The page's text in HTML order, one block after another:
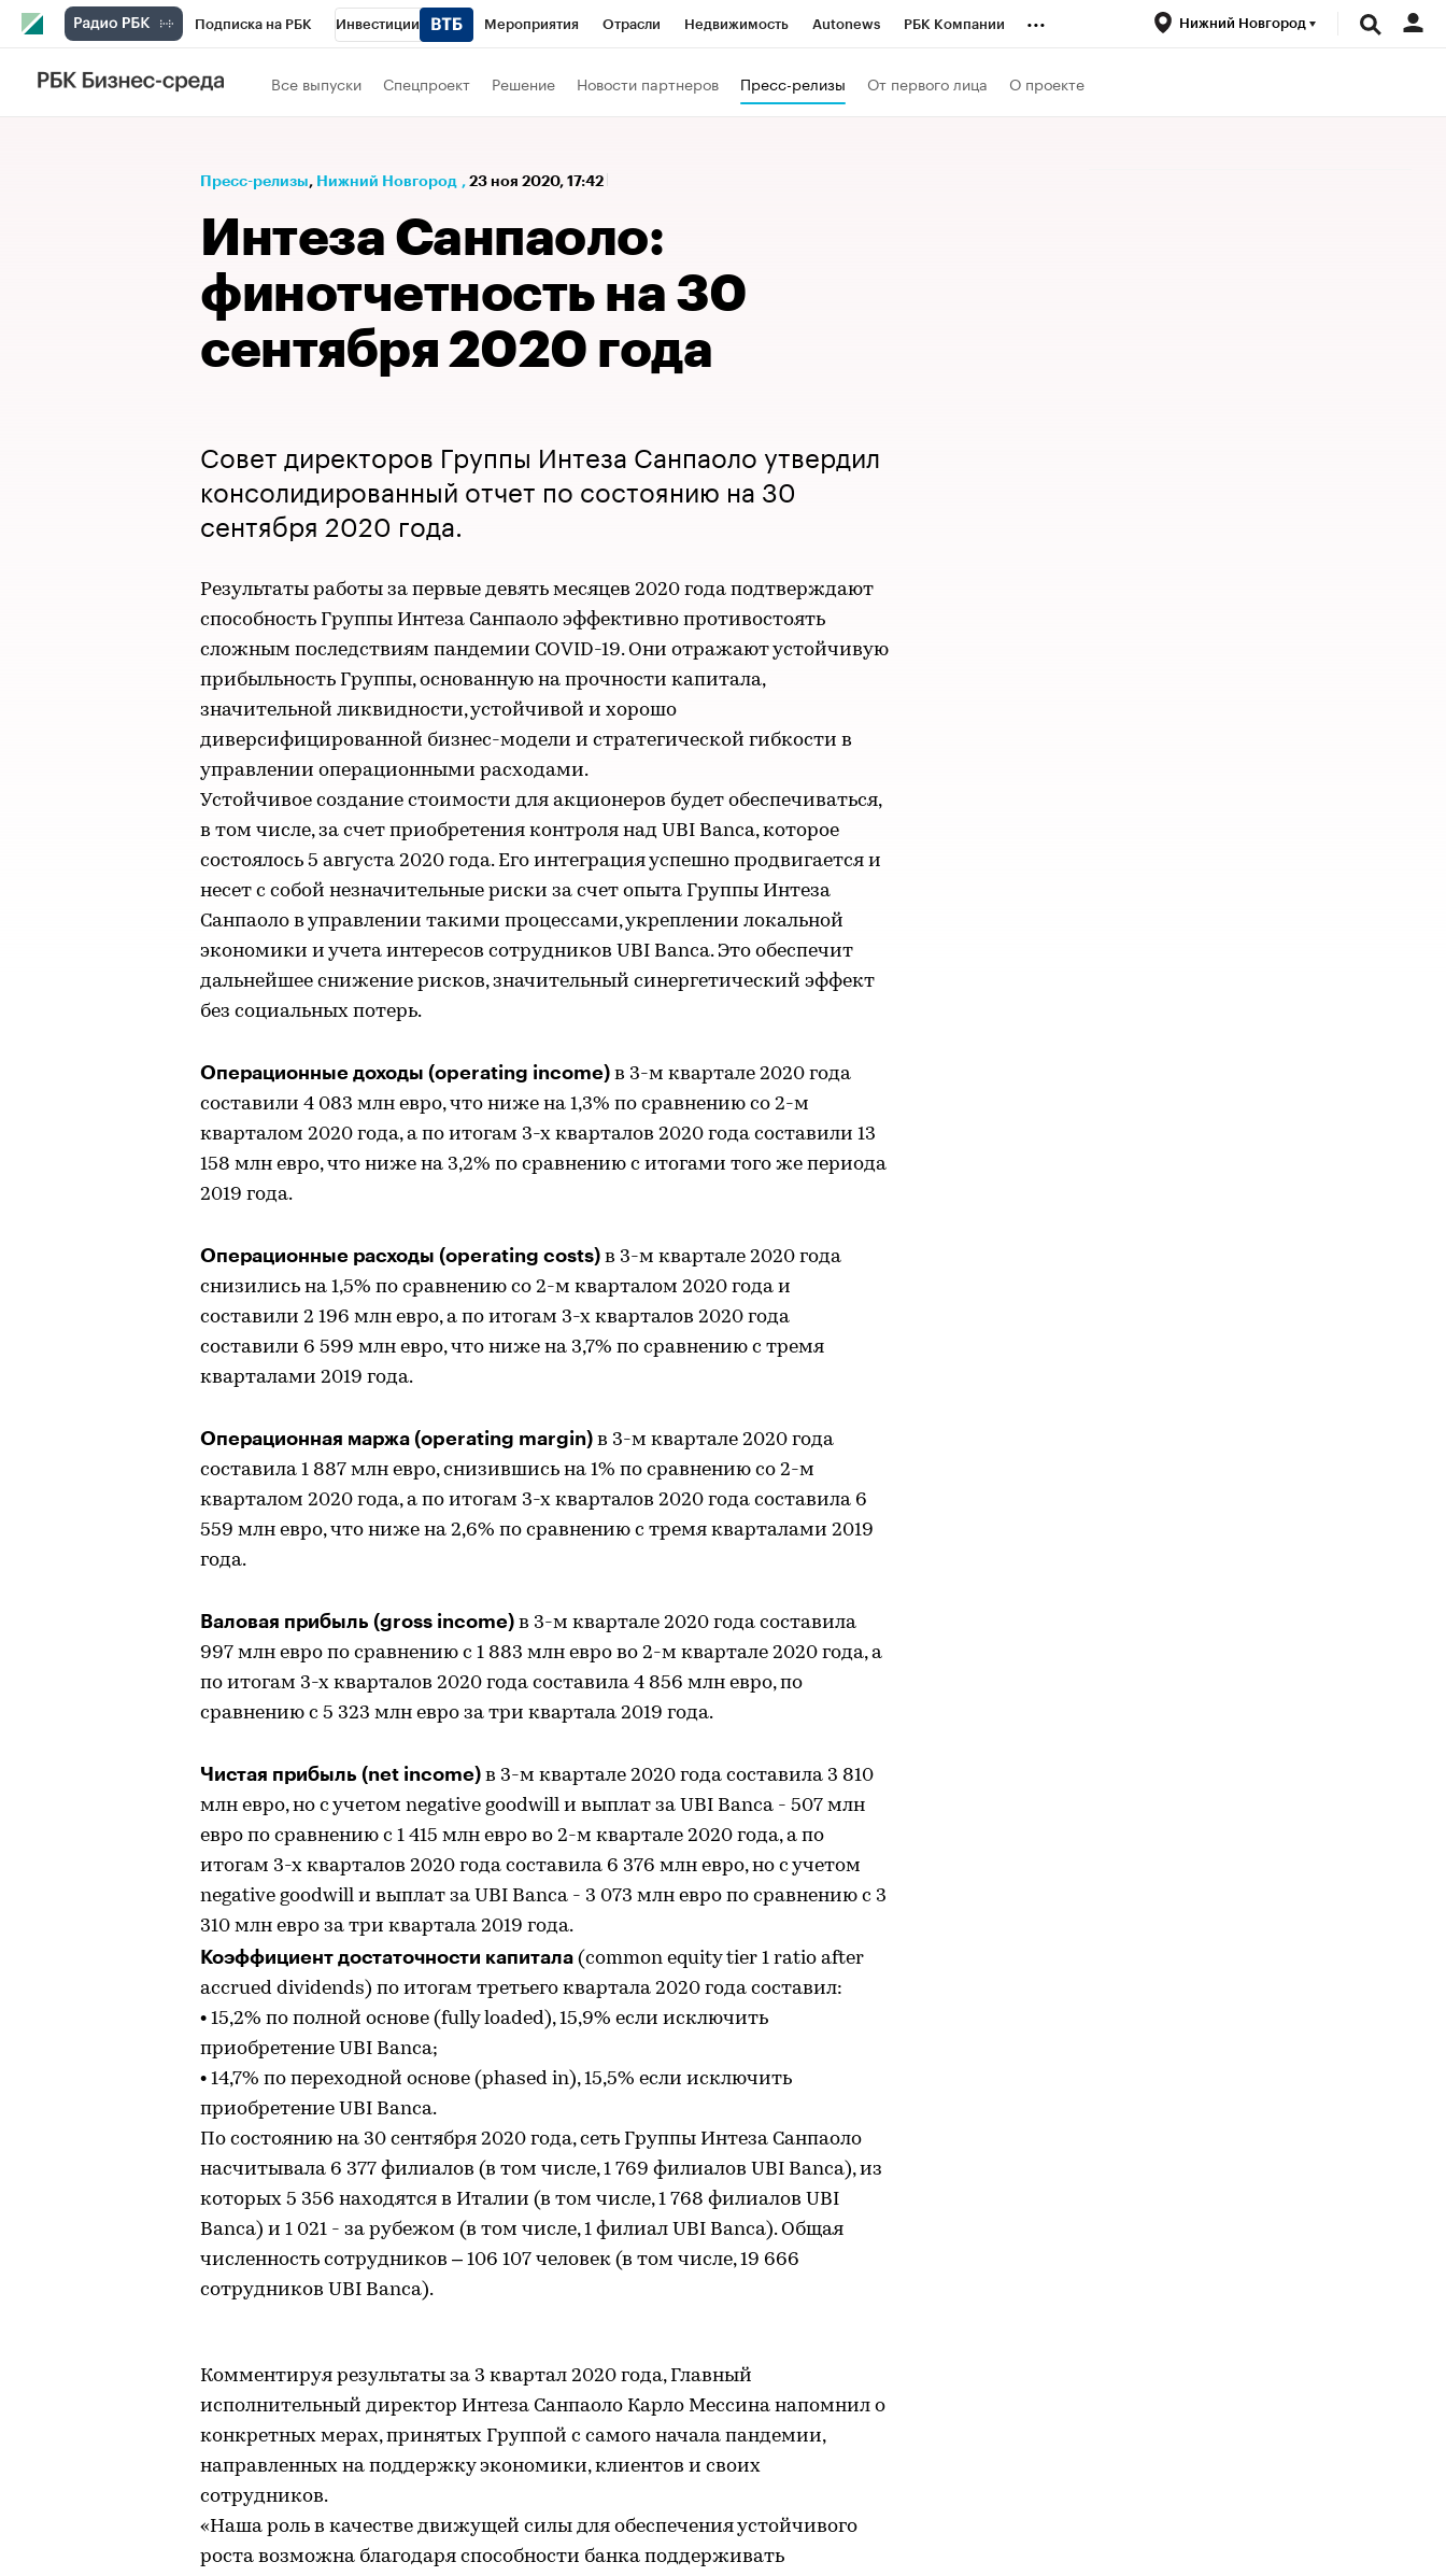
Подписка на РБК Инвестиции Мероприятия Отрасли Недвижимость Autonews РБК Компании
Телеканал
Спецпроекты Проверка контрагентов
... Нижний Новгород
Все выпуски Спецпроект Решение Новости партнеров Пресс-релизы От первого лица О проекте
Пресс-релизы⁠, Нижний Новгород , 23 ноя 2020, 17:42
Интеза Санпаоло:
финотчетность на 30
сентября 2020 года
Совет директоров Группы Интеза Санпаоло утвердил
консолидированный отчет по состоянию на 30
сентября 2020 года.
Результаты работы за первые девять месяцев 2020 года подтверждают
способность Группы Интеза Санпаоло эффективно противостоять
сложным последствиям пандемии COVID-19. Они отражают устойчивую
прибыльность Группы, основанную на прочности капитала,
значительной ликвидности, устойчивой и хорошо
диверсифицированной бизнес-модели и стратегической гибкости в
управлении операционными расходами.
Устойчивое создание стоимости для акционеров будет обеспечиваться,
в том числе, за счет приобретения контроля над UBI Banca, которое
состоялось 5 августа 2020 года. Его интеграция успешно продвигается и
несет с собой незначительные риски за счет опыта Группы Интеза
Санпаоло в управлении такими процессами, укреплении локальной
экономики и учета интересов сотрудников UBI Banca. Это обеспечит
дальнейшее снижение рисков, значительный синергетический эффект
без социальных потерь.
Операционные доходы (operating income) в 3-м квартале 2020 года
составили 4 083 млн евро, что ниже на 1,3% по сравнению со 2-м
кварталом 2020 года, а по итогам 3-х кварталов 2020 года составили 13
158 млн евро, что ниже на 3,2% по сравнению с итогами того же периода
2019 года.
Операционные расходы (operating costs) в 3-м квартале 2020 года
снизились на 1,5% по сравнению со 2-м кварталом 2020 года и
составили 2 196 млн евро, а по итогам 3-х кварталов 2020 года
составили 6 599 млн евро, что ниже на 3,7% по сравнению с тремя
кварталами 2019 года.
Операционная маржа (operating margin) в 3-м квартале 2020 года
составила 1 887 млн евро, снизившись на 1% по сравнению со 2-м
кварталом 2020 года, а по итогам 3-х кварталов 2020 года составила 6
559 млн евро, что ниже на 2,6% по сравнению с тремя кварталами 2019
года.
Валовая прибыль (gross income) в 3-м квартале 2020 года составила
997 млн евро по сравнению с 1 883 млн евро во 2-м квартале 2020 года, а
по итогам 3-х кварталов 2020 года составила 4 856 млн евро, по
сравнению с 5 323 млн евро за три квартала 2019 года.
Чистая прибыль (net income) в 3-м квартале 2020 года составила 3 810
млн евро, но с учетом negative goodwill и выплат за UBI Banca - 507 млн
евро по сравнению с 1 415 млн евро во 2-м квартале 2020 года, а по
итогам 3-х кварталов 2020 года составила 6 376 млн евро, но с учетом
negative goodwill и выплат за UBI Banca - 3 073 млн евро по сравнению с 3
310 млн евро за три квартала 2019 года.
Коэффициент достаточности капитала (common equity tier 1 ratio after
accrued dividends) по итогам третьего квартала 2020 года составил:
• 15,2% по полной основе (fully loaded), 15,9% если исключить
приобретение UBI Banca;
• 14,7% по переходной основе (phased in), 15,5% если исключить
приобретение UBI Banca.
По состоянию на 30 сентября 2020 года, сеть Группы Интеза Санпаоло
насчитывала 6 377 филиалов (в том числе, 1 769 филиалов UBI Banca), из
которых 5 356 находятся в Италии (в том числе, 1 768 филиалов UBI
Banca) и 1 021 - за рубежом (в том числе, 1 филиал UBI Banca). Общая
численность сотрудников – 106 107 человек (в том числе, 19 666
сотрудников UBI Banca).
Комментируя результаты за 3 квартал 2020 года, Главный
исполнительный директор Интеза Санпаоло Карло Мессина напомнил о
конкретных мерах, принятых Группой с самого начала пандемии,
направленных на поддержку экономики, клиентов и своих
сотрудников.
«Наша роль в качестве движущей силы для обеспечения устойчивого
роста возможна благодаря способности банка поддерживать